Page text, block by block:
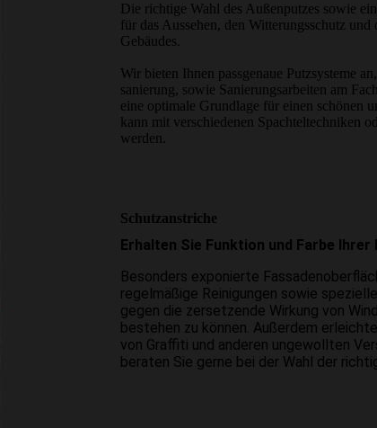
Die richtige Wahl des Außenputzes sowie
für das Aussehen, den Witterungs­schutz und
Gebäudes.
Wir bieten Ihnen passgenaue Putz­systeme
sanierung, sowie Sanierungsarbeiten am
eine optimale Grundlage für einen schönen
kann mit verschiedenen Spachtel­techniken
werden.
Schutz­anstriche
Erhalten Sie Funktion und Farbe Ihrer
Besonders exponierte
regelmäßige Reinigungen sowie
gegen die zersetzende Wirkung von
bestehen zu können. Außerdem
von Graffiti und anderen ungewollten
beraten Sie gerne bei der Wahl der